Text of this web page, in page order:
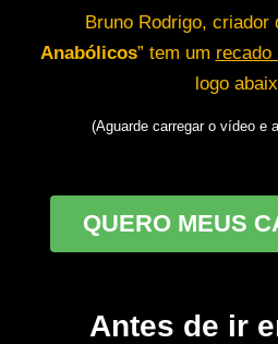
Bruno Rodrigo, criador
Anabólicos” tem um recado
logo
(Aguarde carregar o vídeo e
QUERO MEUS
Antes de ir